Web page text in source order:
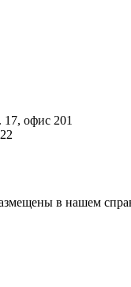
офис 201
в нашем